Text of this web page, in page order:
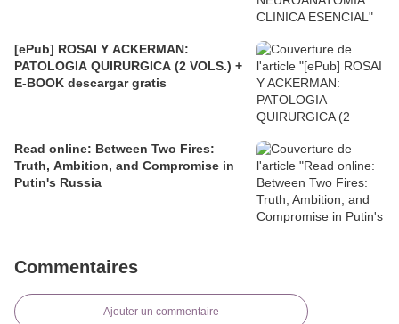
[ePub] ROSAI Y ACKERMAN:
PATOLOGIA QUIRURGICA (2 VOLS.) +
E-BOOK descargar gratis
Read online: Between Two Fires:
Truth, Ambition, and Compromise in
Putin's Russia
Commentaires
Ajouter un commentaire